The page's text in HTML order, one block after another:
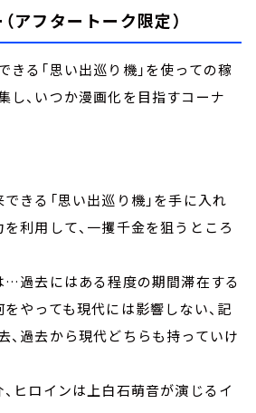
アフタートーク限定）
る「思い出巡り機」を使っての稼
し、いつか漫画化を目指すコーナ
きる「思い出巡り機」を手に入れ
利用して、一攫千金を狙うところ
…過去にはある程度の期間滞在する
をやっても現代には影響しない、記
、過去から現代どちらも持っていけ
、ヒロインは上白石萌音が演じるイ